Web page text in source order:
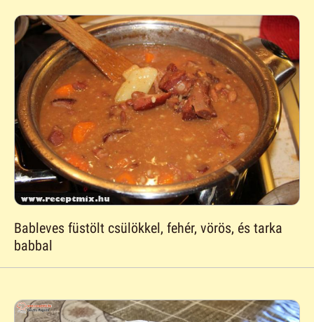
Bableves füstölt csülökkel, fehér, vörös, és tarka
babbal